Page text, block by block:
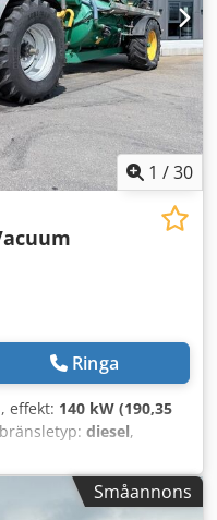
1 /30
Ringa
, effekt: 140 kW (190,35
diesel,
Modell: MXM190 /
2004 Skick: Bra
Ageynq Dboxef Ref.nr:
Småannons